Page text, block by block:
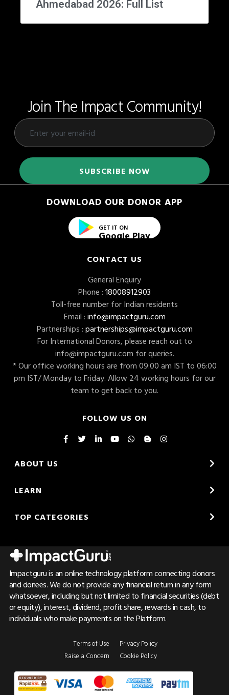
Ahmedabad 2026: Full List
Join The Impact Community!
DOWNLOAD OUR DONOR APP
GET IT ON
Google Play
CONTACT US
General Enquiry
Phone : 18008912903
Toll-free number for Indian residents
Email : info@impactguru.com
Partnerships : partnerships@impactguru.com
For International Donors, please reach out to
info@impactguru.com for queries.
* Our office working hours are from 09:00 am IST to 06:00
pm IST/ Monday to Friday. Allow 24 working hours for our
team to get back to you.
FOLLOW US ON
ABOUT US
LEARN
TOP CATEGORIES
Impactguru is an online technology platform connecting donors
and donees. We do not provide any financial return in any form
whatsoever, including but not limited to financial securities (debt
or equity), interest, dividend, profit share, rewards in cash, to
individuals who make payments on the Platform.
Terms of Use
Raise a Concern
Privacy Policy
Cookie Policy